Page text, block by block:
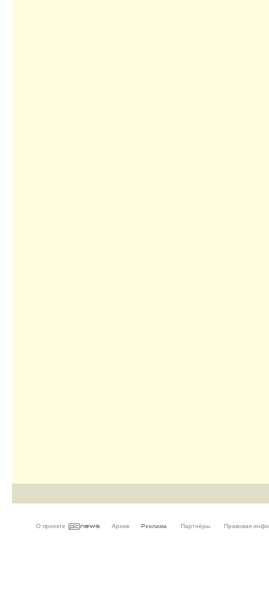
О проекте Архив Реклама Партнёры Правовая